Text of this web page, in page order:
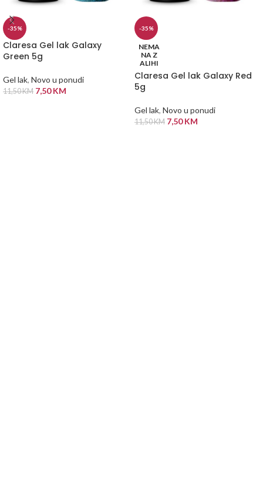
-35%
Claresa Gel lak Galaxy
Green 5g
Gel lak, Novo u ponudi
11,50KM 7,50KM
-35%
NEMA
NA Z
ALIHI
Claresa Gel lak Galaxy Red
5g
Gel lak, Novo u ponudi
11,50KM 7,50KM